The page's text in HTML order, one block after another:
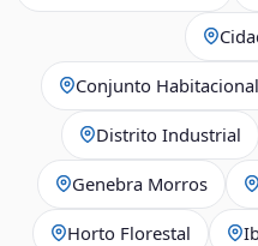
Conjunto
Distrito Industrial
Genebra Morros
Horto Florestal